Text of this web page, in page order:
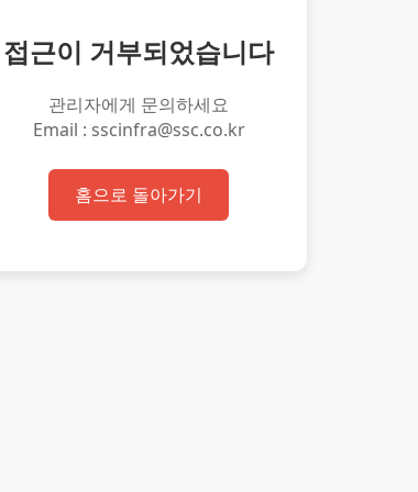
접근이 거부되었습니다
관리자에게 문의하세요
Email : sscinfra@ssc.co.kr
홈으로 돌아가기